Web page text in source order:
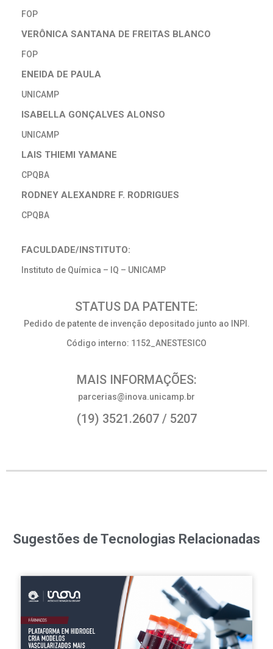
FOP
VERÔNICA SANTANA DE FREITAS BLANCO
FOP
ENEIDA DE PAULA
UNICAMP
ISABELLA GONÇALVES ALONSO
UNICAMP
LAIS THIEMI YAMANE
CPQBA
RODNEY ALEXANDRE F. RODRIGUES
CPQBA
FACULDADE/INSTITUTO:
Instituto de Química – IQ – UNICAMP
STATUS DA PATENTE:
Pedido de patente de invenção depositado junto ao INPI.
Código interno: 1152_ANESTESICO
MAIS INFORMAÇÕES:
parcerias@inova.unicamp.br
(19) 3521.2607 / 5207
Sugestões de Tecnologias Relacionadas